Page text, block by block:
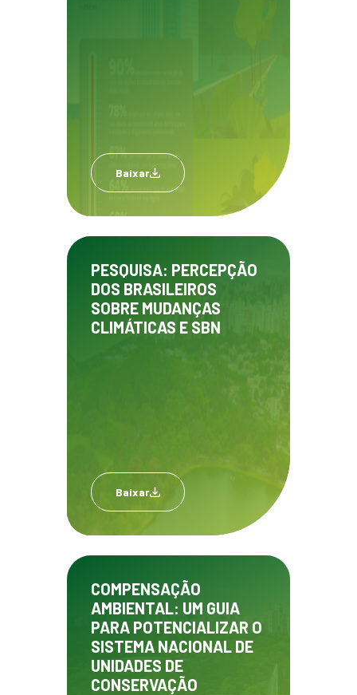
Baixar
PESQUISA: PERCEPÇÃO
DOS BRASILEIROS
SOBRE MUDANÇAS
CLIMÁTICAS E SBN
Baixar
COMPENSAÇÃO
AMBIENTAL: UM GUIA
PARA POTENCIALIZAR O
SISTEMA NACIONAL DE
UNIDADES DE
CONSERVAÇÃO